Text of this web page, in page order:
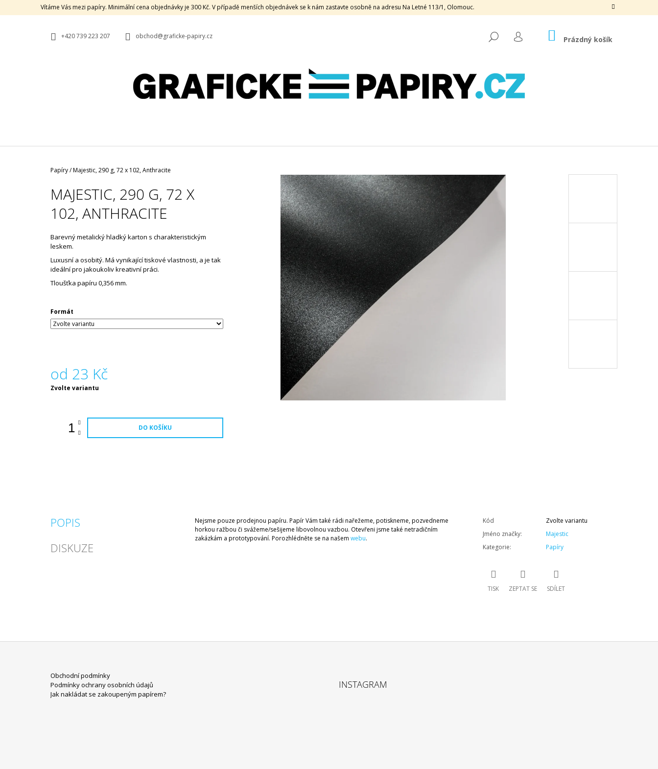
Vítáme Vás mezi papíry. Minimální cena objednávky je 300 Kč. V případě menších objednávek se k nám zastavte osobně na adresu Na Letné 113/1, Olomouc.
+420 739 223 207 obchod@graficke-papiry.cz HLEDAT
PŘIHLÁŠENÍ
NÁKUPNÍ
KOŠÍK
Prázdný košík
Domů
Papíry/Majestic, 290 g, 72 x 102, Anthracite
MAJESTIC, 290 G, 72 X
102, ANTHRACITE
Barevný metalický hladký karton s charakteristickým
leskem.
Luxusní a osobitý. Má vynikající tiskové vlastnosti, a je tak
ideální pro jakoukoliv kreativní práci.
Tloušťka papíru 0,356 mm.
Formát
od 23 Kč
Měrná
Zvolte variantu
DO KOŠÍKU
POPIS
DISKUZE
Nejsme pouze prodejnou papíru. Papír Vám také rádi nařežeme, potiskneme, pozvedneme
horkou ražbou či svážeme/sešijeme libovolnou vazbou. Otevřeni jsme také netradičním
zakázkám a prototypování. Porozhlédněte se na našem webu.
Kód
Zvolte variantu
Jméno značky:
Majestic
Kategorie: Papíry
TISK ZEPTAT SE SDÍLET
O
HLEDAT
KRABICE ODŘEZKŮ, MALÁ
SAMOLEPKA HOLOGRAFICKÁ, 170 G, 50
X 70, PAPÍROVÝ PODKLAD
VZORNÍK 2026
500 Kč
Obchodní podmínky
Podmínky ochrany osobních údajů
Jak nakládat se zakoupeným papírem?
INSTAGRAM